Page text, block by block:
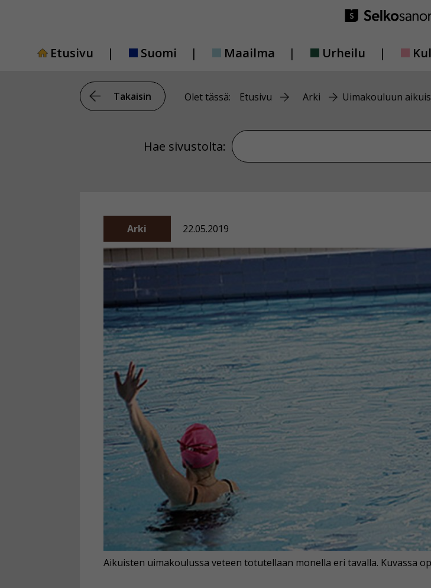
Etusivu
Suomi Maailma Urheilu
Takaisin Olet tässä: Etusivu Arki Uimakouluun
Hae sivustolta: Hae sivustolta
Arki 22.05.2019
Aikuisten uimakoulussa veteen totutellaan monella eri tavalla. Kuvassa